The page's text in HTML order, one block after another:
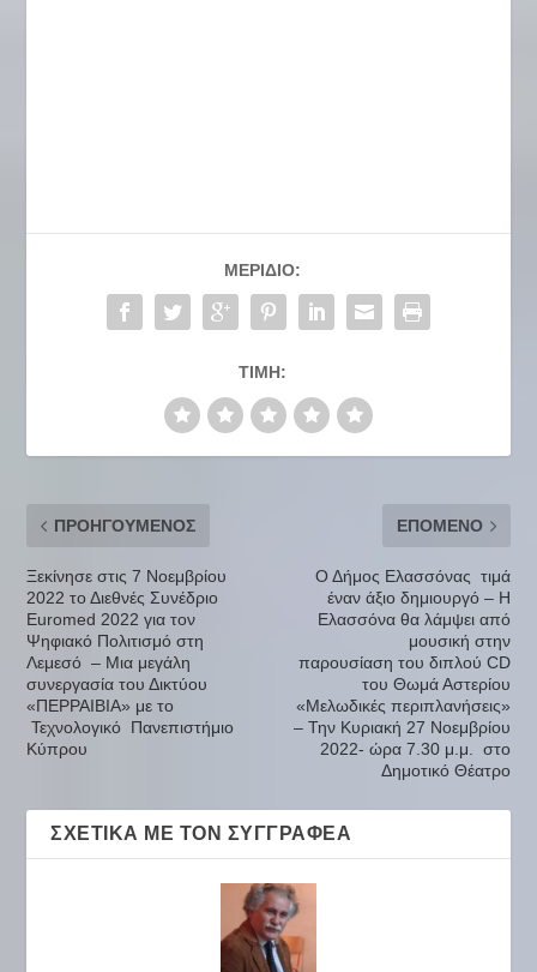
ΜΕΡΊΔΙΟ:
ΤΙΜΉ:
ΠΡΟΗΓΟΎΜΕΝΟΣ
Ξεκίνησε στις 7 Νοεμβρίου
2022 το Διεθνές Συνέδριο
Euromed 2022 για τον
Ψηφιακό Πολιτισμό στη
Λεμεσό – Μια μεγάλη
συνεργασία του Δικτύου
«ΠΕΡΡΑΙΒΙΑ» με το
Τεχνολογικό Πανεπιστήμιο
Κύπρου
ΕΠΌΜΕΝΟ
Ο Δήμος Ελασσόνας τιμά
έναν άξιο δημιουργό – Η
Ελασσόνα θα λάμψει από
μουσική στην
παρουσίαση του διπλού CD
του Θωμά Αστερίου
«Μελωδικές περιπλανήσεις»
– Την Κυριακή 27 Νοεμβρίου
2022- ώρα 7.30 μ.μ. στο
Δημοτικό Θέατρο
ΣΧΕΤΙΚΆ ΜΕ ΤΟΝ ΣΥΓΓΡΑΦΈΑ